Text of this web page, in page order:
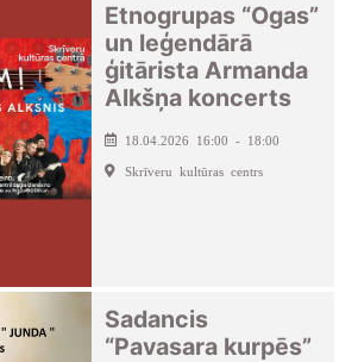
Etnogrupas “Ogas”
un leģendārā
ģitārista Armanda
Alkšņa koncerts
18.04.2026 16:00 - 18:00
Skrīveru kultūras centrs
Sadancis
“Pavasara kurpēs”